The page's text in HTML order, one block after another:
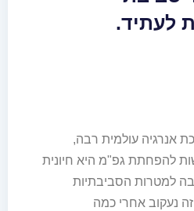
לעתיד.
אנרגיה עולמית רבה,
להפחתת גפ"מ היא חיונית
למטרות הסביבתיות
נעקוב אחרי כמה